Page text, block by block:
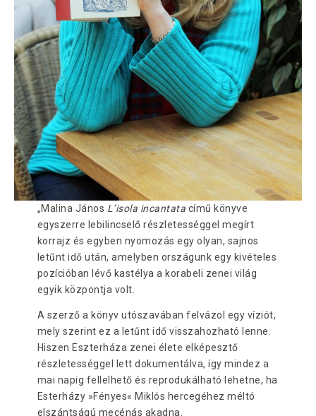
„Malina János Lʼisola incantata című könyve
egyszerre lebilincselő részletességgel megírt
korrajz és egyben nyomozás egy olyan, sajnos
letűnt idő után, amelyben országunk egy kivételes
pozícióban lévő kastélya a korabeli zenei világ
egyik központja volt.
A szerző a könyv utószavában felvázol egy víziót,
mely szerint ez a letűnt idő visszahozható lenne.
Hiszen Eszterháza zenei élete elképesztő
részletességgel lett dokumentálva, így mindez a
mai napig fellelhető és reprodukálható lehetne, ha
Esterházy »Fényes« Miklós hercegéhez méltó
elszántságú mecénás akadna.